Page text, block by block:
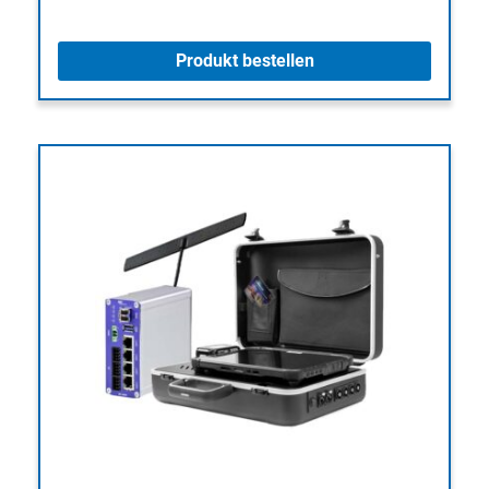
Produkt bestellen